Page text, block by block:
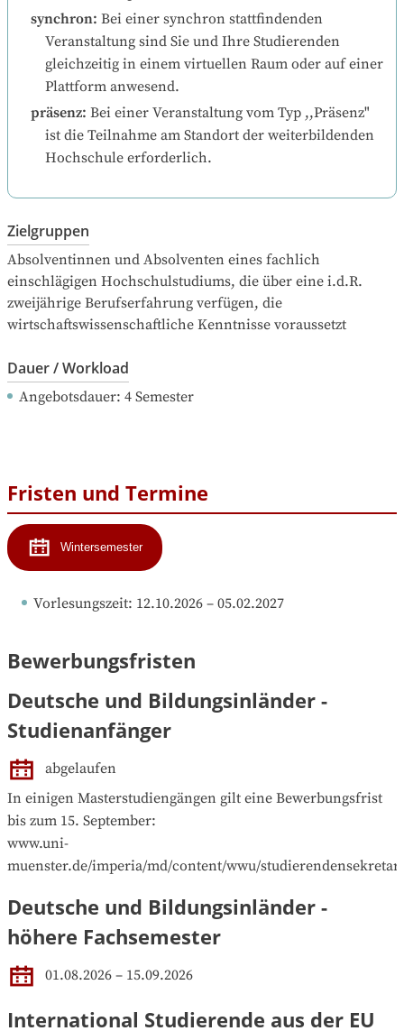
synchron: Bei einer synchron stattfindenden
Veranstaltung sind Sie und Ihre Studierenden
gleichzeitig in einem virtuellen Raum oder auf einer
Plattform anwesend.
präsenz: Bei einer Veranstaltung vom Typ ,,Präsenz"
ist die Teilnahme am Standort der weiterbildenden
Hochschule erforderlich.
Zielgruppen
Absolventinnen und Absolventen eines fachlich
einschlägigen Hochschulstudiums, die über eine i.d.R.
zweijährige Berufserfahrung verfügen, die
wirtschaftswissenschaftliche Kenntnisse voraussetzt
Dauer / Workload
Angebotsdauer: 4 Semester
Fristen und Termine
Wintersemester
Vorlesungszeit: 12.10.2026 – 05.02.2027
Bewerbungsfristen
Deutsche und Bildungsinländer -
Studienanfänger
abgelaufen
In einigen Masterstudiengängen gilt eine Bewerbungsfrist
bis zum 15. September:
www.uni-
muenster.de/imperia/md/content/wwu/
Deutsche und Bildungsinländer -
höhere Fachsemester
01.08.2026 – 15.09.2026
International Studierende aus der EU